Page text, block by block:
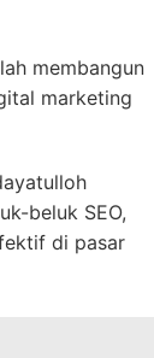
membangun
marketing
beluk SEO,
di pasar